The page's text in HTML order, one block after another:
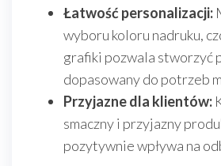
Łatwość personalizacji:
wyboru koloru nadruku,
grafiki pozwala stworzyć
dopasowany do potrzeb
Przyjazne dla klientów:
smaczny i przyjazny
pozytywnie wpływa na